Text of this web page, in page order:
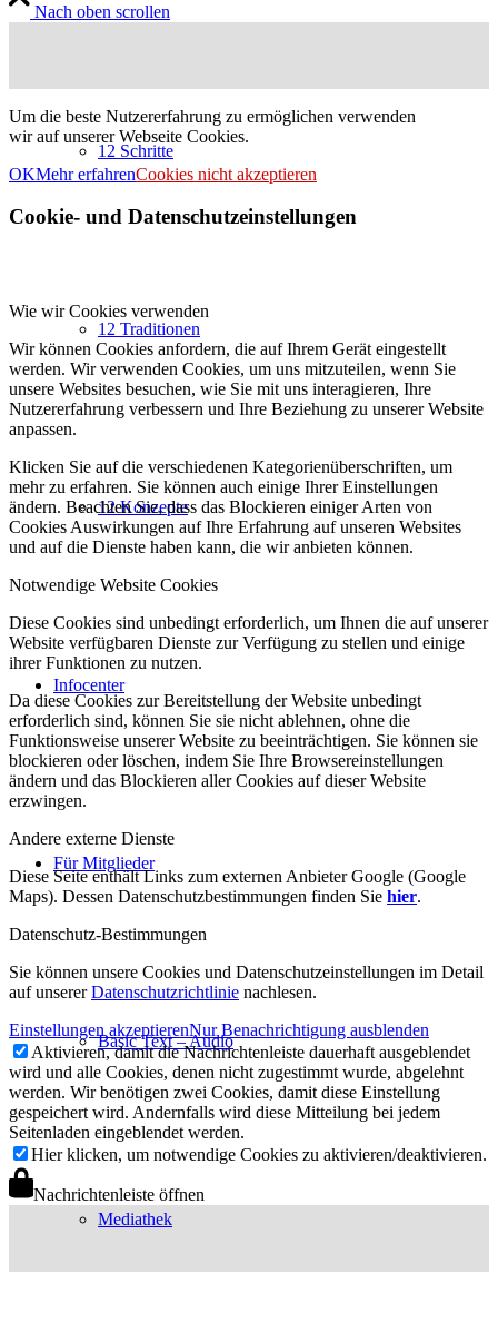
12 Schritte
12 Traditionen
12 Konzepte
Infocenter
Für Mitglieder
Basic Text – Audio
Mediathek
Nach oben scrollen
Um die beste Nutzererfahrung zu ermöglichen verwenden
wir auf unserer Webseite Cookies.
OKMehr erfahrenCookies nicht akzeptieren
Cookie- und Datenschutzeinstellungen
Wie wir Cookies verwenden
Wir können Cookies anfordern, die auf Ihrem Gerät eingestellt
werden. Wir verwenden Cookies, um uns mitzuteilen, wenn Sie
unsere Websites besuchen, wie Sie mit uns interagieren, Ihre
Nutzererfahrung verbessern und Ihre Beziehung zu unserer Website
anpassen.
Klicken Sie auf die verschiedenen Kategorienüberschriften, um
mehr zu erfahren. Sie können auch einige Ihrer Einstellungen
ändern. Beachten Sie, dass das Blockieren einiger Arten von
Cookies Auswirkungen auf Ihre Erfahrung auf unseren Websites
und auf die Dienste haben kann, die wir anbieten können.
Notwendige Website Cookies
Diese Cookies sind unbedingt erforderlich, um Ihnen die auf unserer
Website verfügbaren Dienste zur Verfügung zu stellen und einige
ihrer Funktionen zu nutzen.
Da diese Cookies zur Bereitstellung der Website unbedingt
erforderlich sind, können Sie sie nicht ablehnen, ohne die
Funktionsweise unserer Website zu beeinträchtigen. Sie können sie
blockieren oder löschen, indem Sie Ihre Browsereinstellungen
ändern und das Blockieren aller Cookies auf dieser Website
erzwingen.
Andere externe Dienste
Diese Seite enthält Links zum externen Anbieter Google (Google
Maps). Dessen Datenschutzbestimmungen finden Sie hier.
Datenschutz-Bestimmungen
Sie können unsere Cookies und Datenschutzeinstellungen im Detail
auf unsererDatenschutzrichtlinie nachlesen.
Einstellungen akzeptierenNur Benachrichtigung ausblenden
Aktivieren, damit die Nachrichtenleiste dauerhaft ausgeblendet
wird und alle Cookies, denen nicht zugestimmt wurde, abgelehnt
werden. Wir benötigen zwei Cookies, damit diese Einstellung
gespeichert wird. Andernfalls wird diese Mitteilung bei jedem
Seitenladen eingeblendet werden.
Hier klicken, um notwendige Cookies zu aktivieren/deaktivieren.
Nachrichtenleiste öffnen